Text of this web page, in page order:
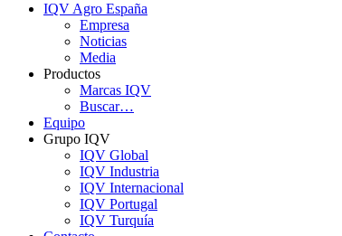
IQV Agro España
Empresa
Noticias
Media
Productos
Marcas IQV
Buscar…
Equipo
Grupo IQV
IQV Global
IQV Industria
IQV Internacional
IQV Portugal
IQV Turquía